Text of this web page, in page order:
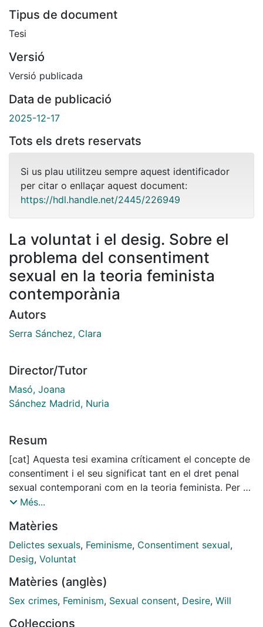
Tipus de document
Tesi
Versió
Versió publicada
Data de publicació
2025-12-17
Tots els drets reservats
Si us plau utilitzeu sempre aquest identificador
per citar o enllaçar aquest document:
https://hdl.handle.net/2445/226949
La voluntat i el desig. Sobre el
problema del consentiment
sexual en la teoria feminista
contemporània
Autors
Serra Sánchez, Clara
Director/Tutor
Masó, Joana
Sánchez Madrid, Nuria
Resum
[cat] Aquesta tesi examina críticament el concepte de
consentiment i el seu significat tant en el dret penal
sexual contemporani com en la teoria feminista. Per a
enfrontar una cultura patriarcal que ha regulat i
conceptualització jurídica del delicte sexual a la
violació violenta, en aquesta tesi defenso el valor de la
noció de consentiment sempre que aquest concepte
de les seves accepcions possibles) i marcat per una
sèrie de límits. Com ha denunciat la teoria feminista,
Més...
Matèries
Delictes sexuals, Feminisme, Consentiment sexual,
Desig, Voluntat
Matèries (anglès)
Sex crimes, Feminism, Sexual consent, Desire, Will
Col·leccions